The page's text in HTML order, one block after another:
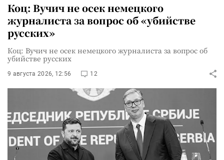
Коц: Вучич не осек немецкого
журналиста за вопрос об «убийстве
русских»
Коц: Вучич не осек немецкого журналиста за вопрос об
убийстве русских
9 августа 2026, 12:56 12